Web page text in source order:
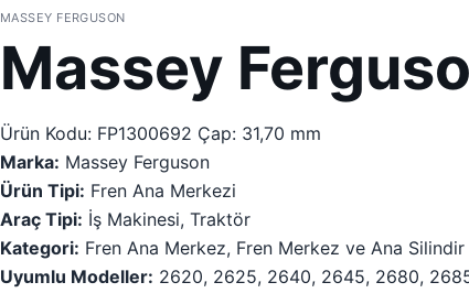
MASSEY FERGUSON
Massey
Ürün Kodu: FP1300692 Çap: 31,70 mm
Marka: Massey Ferguson
Ürün Tipi: Fren Ana Merkezi
Araç Tipi: İş Makinesi, Traktör
Kategori: Fren Ana Merkez, Fren Merkez ve Ana
Uyumlu Modeller: 2620, 2625, 2640, 2645, 2680,